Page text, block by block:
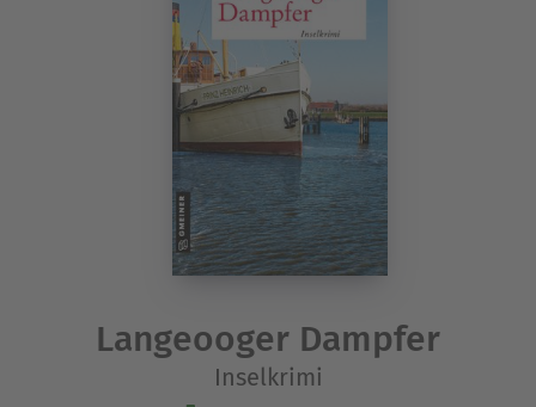
Langeooger Dampfer
Inselkrimi